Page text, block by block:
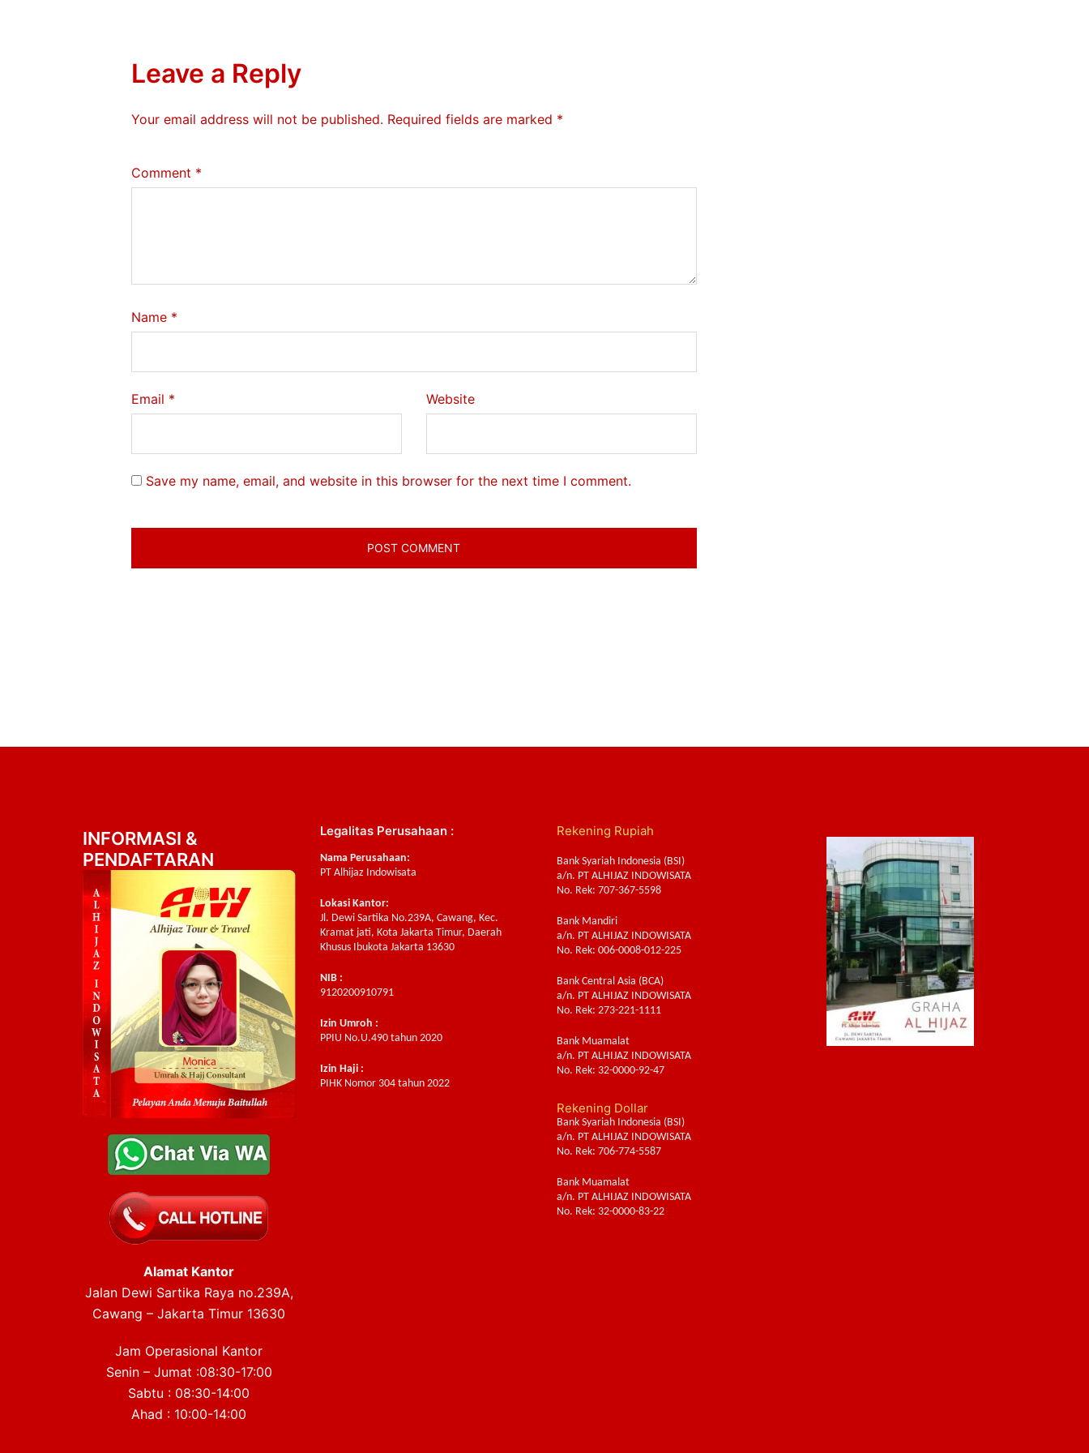
Leave a Reply
Your email address will not be published. Required fields are marked *
Comment *
Name *
Email * Website
Save my name, email, and website in this browser for the next time I comment.
INFORMASI &
PENDAFTARAN
Alamat Kantor
Jalan Dewi Sartika Raya no.239A,
Cawang – Jakarta Timur 13630
Jam Operasional Kantor
Senin – Jumat :08:30-17:00
Sabtu : 08:30-14:00
Ahad : 10:00-14:00
Legalitas Perusahaan :
Nama Perusahaan:
PT Alhijaz Indowisata
Lokasi Kantor:
Jl. Dewi Sartika No.239A, Cawang, Kec.
Kramat jati, Kota Jakarta Timur, Daerah
Khusus Ibukota Jakarta 13630
NIB :
9120200910791
Izin Umroh :
PPIU No.U.490 tahun 2020
Izin Haji :
PIHK Nomor 304 tahun 2022
Rekening Rupiah
Bank Syariah Indonesia (BSI)
a/n. PT ALHIJAZ INDOWISATA
No. Rek: 707-367-5598
Bank Mandiri
a/n. PT ALHIJAZ INDOWISATA
No. Rek: 006-0008-012-225
Bank Central Asia (BCA)
a/n. PT ALHIJAZ INDOWISATA
No. Rek: 273-221-1111
Bank Muamalat
a/n. PT ALHIJAZ INDOWISATA
No. Rek: 32-0000-92-47
Rekening Dollar
Bank Syariah Indonesia (BSI)
a/n. PT ALHIJAZ INDOWISATA
No. Rek: 706-774-5587
Bank Muamalat
a/n. PT ALHIJAZ INDOWISATA
No. Rek: 32-0000-83-22